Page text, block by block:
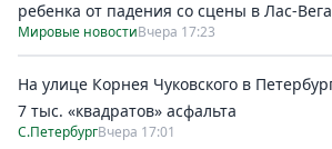
ребенка от падения со сцены в Лас-
Мировые новостиВчера 17:23
На улице Корнея Чуковского в
7 тыс. «квадратов» асфальта
С.ПетербургВчера 17:01